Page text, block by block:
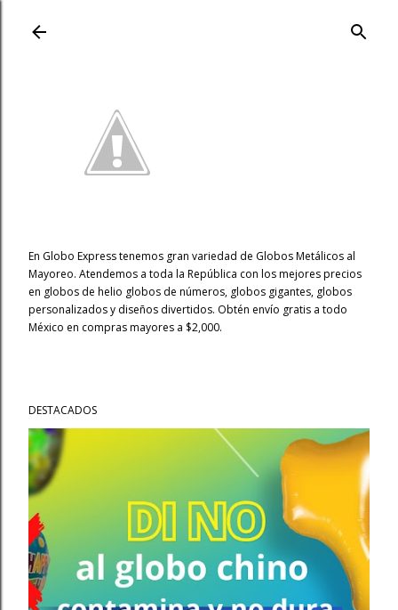
En Globo Express tenemos gran variedad de Globos Metálicos al
Mayoreo. Atendemos a toda la República con los mejores precios
en globos de helio globos de números, globos gigantes, globos
personalizados y diseños divertidos. Obtén envío gratis a todo
México en compras mayores a $2,000.
DESTACADOS